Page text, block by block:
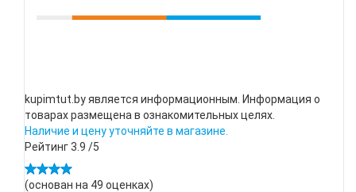
kupimtut.by является информационным. Информация о
товарах размещена в ознакомительных целях.
Наличие и цену уточняйте в магазине.
Рейтинг3.9 /5
(основан на 49 оценках)